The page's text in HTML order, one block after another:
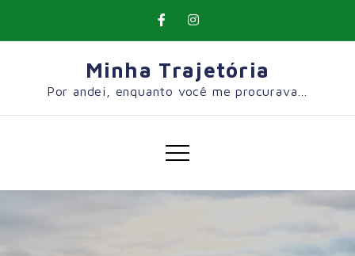
Minha Trajetória
Por andei, enquanto você me procurava…